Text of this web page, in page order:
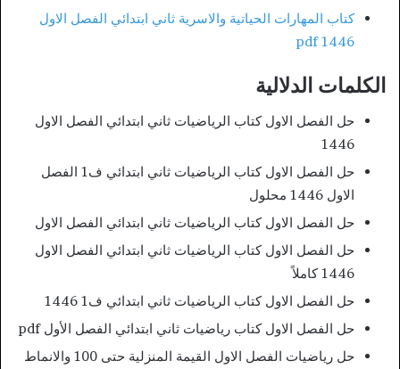
كتاب المهارات الحياتية والاسرية ثاني ابتدائي الفصل الاول
1446 pdf
الكلمات الدلالية
حل الفصل الاول كتاب الرياضيات ثاني ابتدائي الفصل الاول
1446
حل الفصل الاول كتاب الرياضيات ثاني ابتدائي ف1 الفصل
الاول 1446 محلول
حل الفصل الاول كتاب الرياضيات ثاني ابتدائي الفصل الاول
حل الفصل الاول كتاب الرياضيات ثاني ابتدائي الفصل الاول
1446 كاملاً
حل الفصل الاول كتاب الرياضيات ثاني ابتدائي ف1 1446
حل الفصل الاول كتاب رياضيات ثاني ابتدائي الفصل الأول pdf
حل رياضيات الفصل الاول القيمة المنزلية حتى 100 والانماط